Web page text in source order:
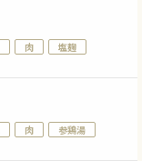
肉 塩麹
肉 参鶏湯